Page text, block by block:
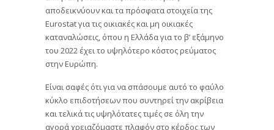
αποδεικνύουν και τα πρόσφατα στοιχεία της
Εurostat για τις οικιακές και μη οικιακές
καταναλώσεις, όπου η Ελλάδα για το β’ εξάμηνο
του 2022 έχει το υψηλότερο κόστος ρεύματος
στην Ευρώπη.
Είναι σαφές ότι για να σπάσουμε αυτό το φαύλο
κύκλο επιδοτήσεων που συντηρεί την ακρίβεια
και τελικά τις υψηλότατες τιμές σε όλη την
αγορά χρειαζόμαστε πλαφόν στο κέρδος των